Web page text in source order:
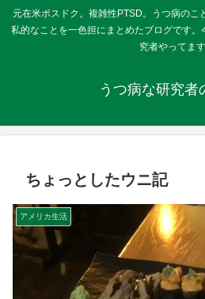
元在米ポスドク。複雑性PTSD。うつ病のこ
私的なことを一色担にまとめたブログです
究者やってます
うつ病な研究者
ちょっとしたウニ記
アメリカ生活